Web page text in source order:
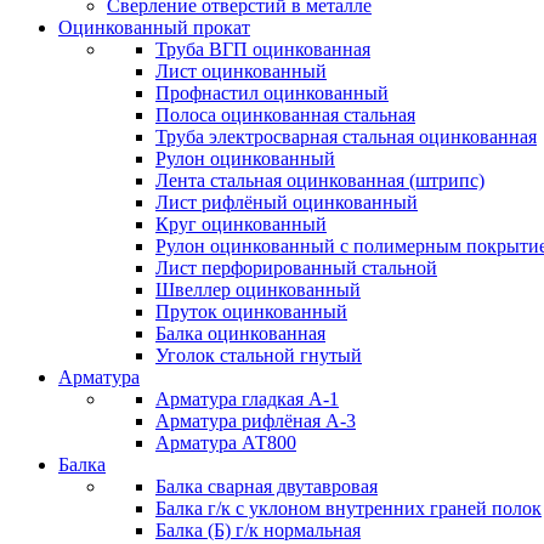
Сверление отверстий в металле
Оцинкованный прокат
Труба ВГП оцинкованная
Лист оцинкованный
Профнастил оцинкованный
Полоса оцинкованная стальная
Труба электросварная стальная оцинкованная
Рулон оцинкованный
Лента стальная оцинкованная (штрипс)
Лист рифлёный оцинкованный
Круг оцинкованный
Рулон оцинкованный с полимерным
Лист перфорированный стальной
Швеллер оцинкованный
Пруток оцинкованный
Балка оцинкованная
Уголок стальной гнутый
Арматура
Арматура гладкая А-1
Арматура рифлёная А-3
Арматура АТ800
Балка
Балка сварная двутавровая
Балка г/к с уклоном внутренних граней полок
Балка (Б) г/к нормальная